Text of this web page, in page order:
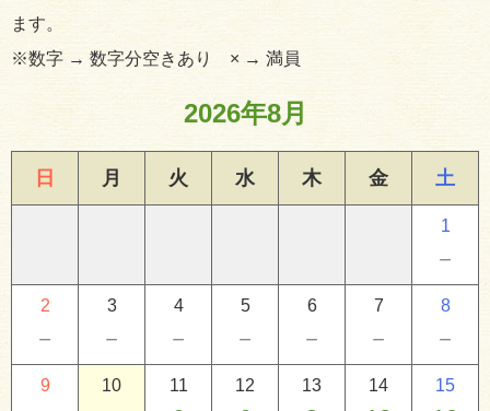
ます。
※数字 → 数字分空きあり × → 満員
2026年8月
日 月 火 水 木 金 土
1
－
2
－
3
－
4
－
5
－
6
－
7
－
8
－
9 10 11 12 13 14 15